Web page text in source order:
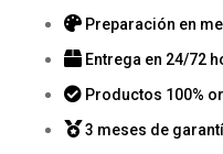
Preparación en
Entrega en 24/72
Productos 100%
3 meses de